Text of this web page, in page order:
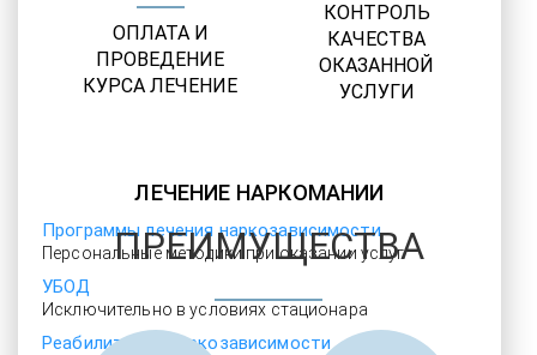
ЛЕЧЕНИЕ НАРКОМАНИИ
Программы лечения наркозависимости
Персональные методики при оказании услуг
УБОД
Исключительно в условиях стационара
Реабилитация наркозависимости
ОПЛАТА И
ПРОВЕДЕНИЕ
КУРСА ЛЕЧЕНИЕ
КОНТРОЛЬ
КАЧЕСТВА
ОКАЗАННОЙ
УСЛУГИ
ПРЕИМУЩЕСТВА